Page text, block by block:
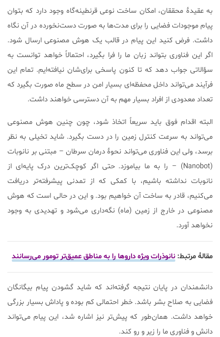
به عقیدۀ محققان، امکان ساخت نوعی قرنطینه‌گاه وجود دارد که بتوان
پیام موجودات فضایی را برای مدت‌ها به صورت دست‌نخورده در آن نگاه
داشت. فرض کنید این پیام در قالب یک هوش مصنوعی ارسال شود.
اگر این فناوری بتواند زبان ما را فرا بگیرد، احتمالاً خواهد توانست به
سؤالاتی جواب دهد که تا کنون پاسخی برای‌شان نیافته‌ایم. تمام این
فرآیند می‌تواند داخل محفظه‌ای بسیار امن در سطح ماه صورت بگیرد که
تعداد معدودی از افراد بسیار مهم به آن دسترسی خواهند داشت.
البته اقدام فوق باید سریعاً اتخاذ شود، چون چنین هوش مصنوعی
می‌تواند به سرعت کنترل زمین را در دست بگیرد. شاید تخیلی به نظر
برسد، ولی این فناوری می‌تواند نحوۀ درمان سرطان – مبتنی بر نانوبات
(Nanobot) – را به ما بیاموزد. حتی اگر کوچک‌ترین درک پایه‌ای از
نانوبات نداشته باشیم، با کمکی که از تمدنی پیشرفته‌تر دریافت
می‌کنیم، قادر به ساخت آن خواهیم بود. و این در حالی است که هوش
مصنوعی در خارج از زمین (ماه) نگه‌داری می‌شود و تهدیدی به وجود
نخواهد آورد.
مقالۀ مرتبط: نانوذرات ویژه داروها را به مناطق عمیق‌تر تومور می‌رسانند
دانشمندان در پایان نتیجه گرفته‌اند که شاید گشودن پیام بیگانگان
فضایی به صلاح بشر باشد. خطر احتمالی کم بوده و پاداش بسیار بزرگی
خواهد داشت. همان‌طور که پیش‌تر نیز اشاره شد، این پیام می‌تواند
دانش و فناوری ما را زیر و رو کند.